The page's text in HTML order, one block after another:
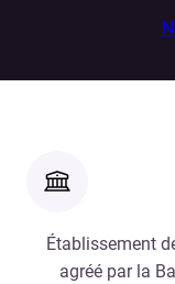
Établissement
agréé par la